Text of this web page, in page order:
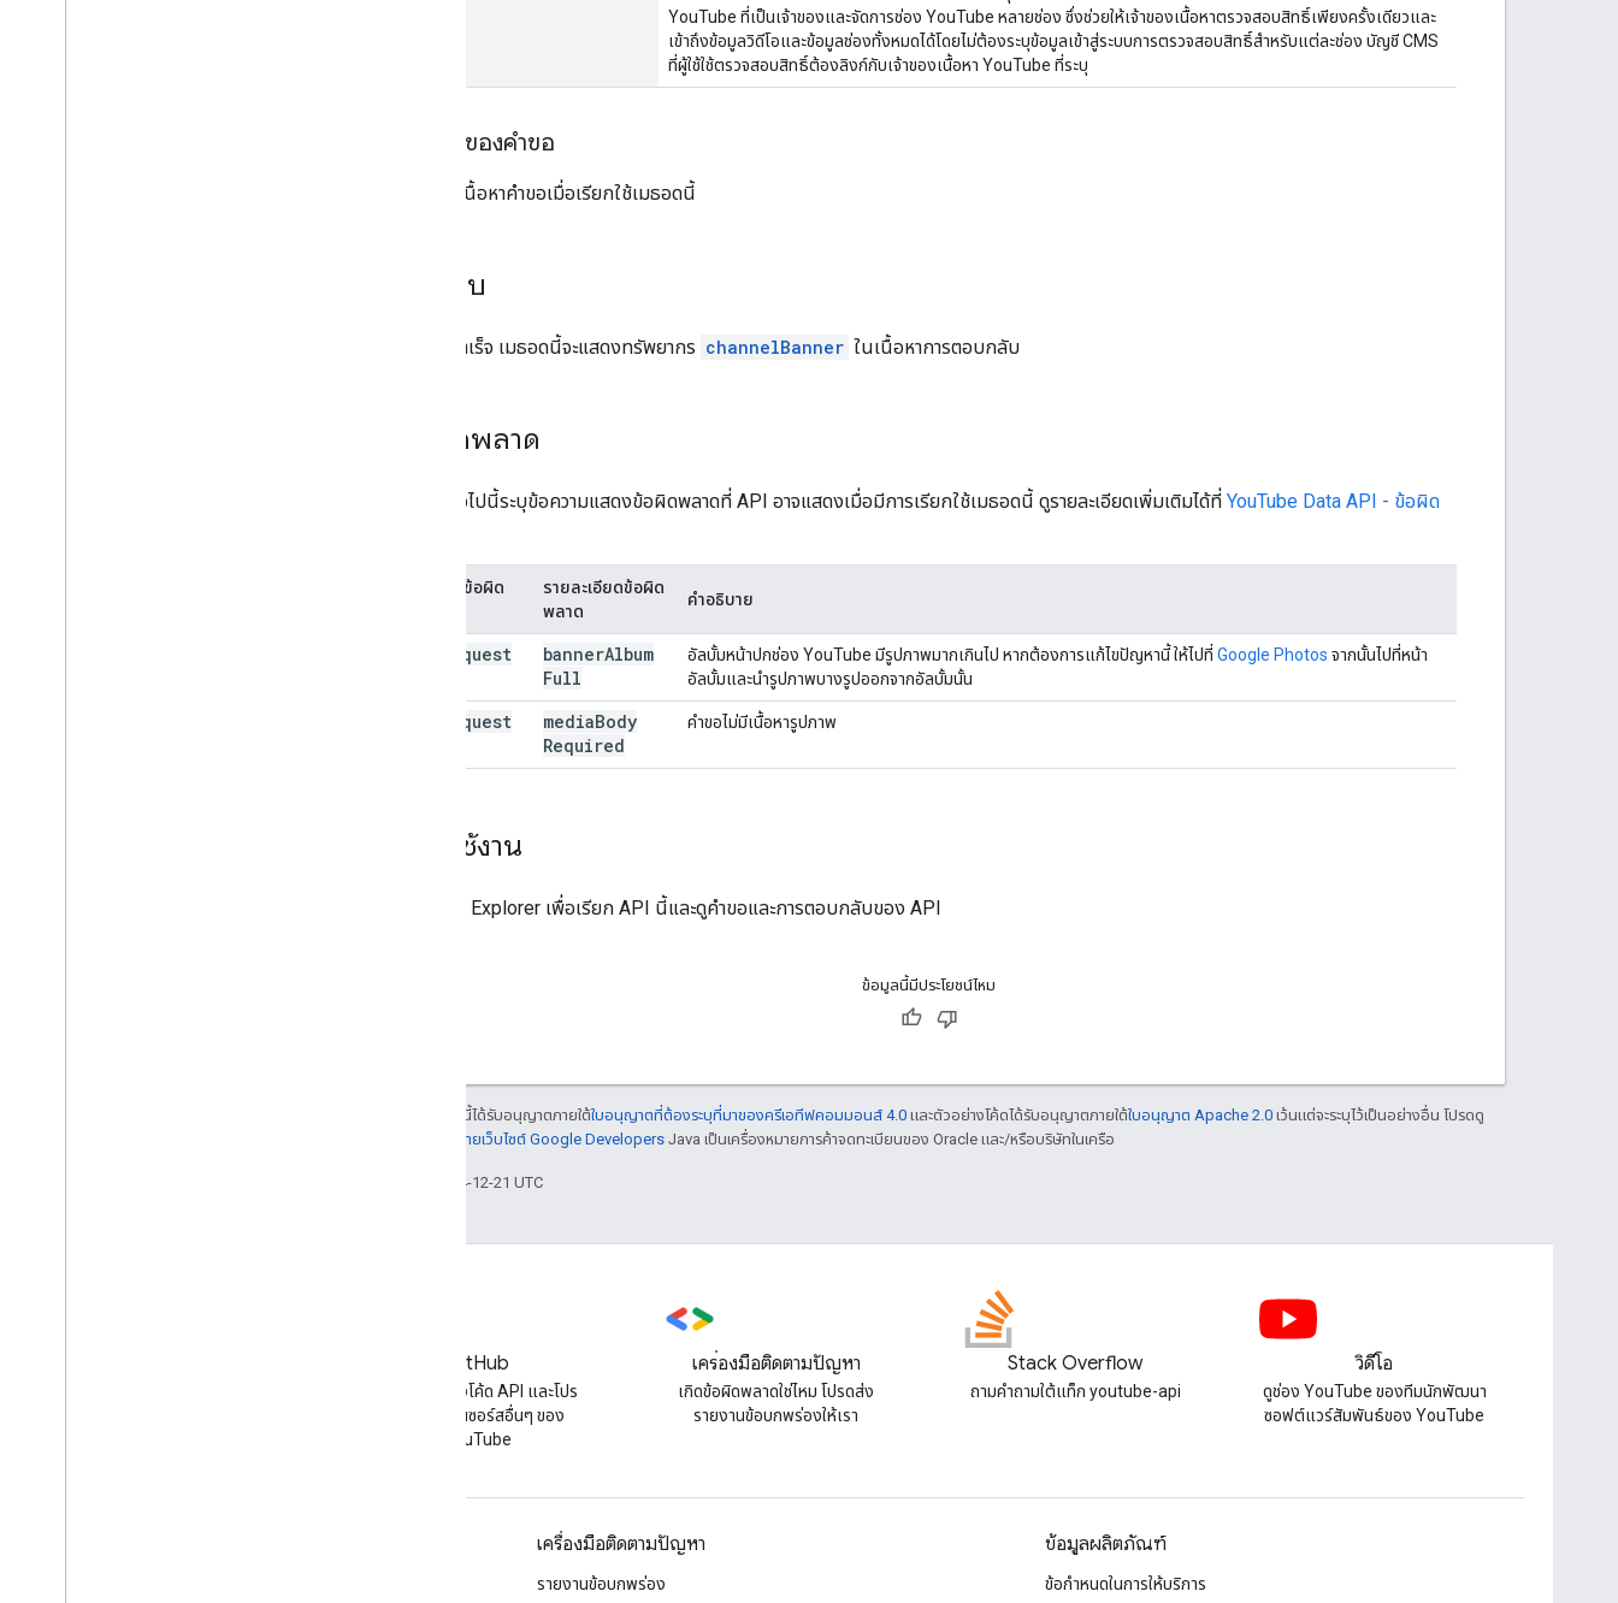
YouTube ที่เป็นเจ้าของและจัดการช่อง YouTube หลายช่อง ซึ่งช่วยให้เจ้าของเนื้อหาตรวจสอบสิทธิ์เพียงครั้งเดียวและ
เข้าถึงข้อมูลวิดีโอและข้อมูลช่องทั้งหมดได้โดยไม่ต้องระบุข้อมูลเข้าสู่ระบบการตรวจสอบสิทธิ์สำหรับแต่ละช่อง บัญชี CMS
ที่ผู้ใช้ใช้ตรวจสอบสิทธิ์ต้องลิงก์กับเจ้าของเนื้อหา YouTube ที่ระบุ
เนื้อหาของคำขอ
อย่าระบุเนื้อหาคำขอเมื่อเรียกใช้เมธอดนี้
คำตอบ
หากทําสําเร็จ เมธอดนี้จะแสดงทรัพยากร channelBanner ในเนื้อหาการตอบกลับ
ข้อผิดพลาด
ตารางต่อไปนี้ระบุข้อความแสดงข้อผิดพลาดที่ API อาจแสดงเมื่อมีการเรียกใช้เมธอดนี้ ดูรายละเอียดเพิ่มเติมได้ที่ YouTube Data API - ข้อผิด
ประเภทข้อผิด
รายละเอียดข้อผิด
พลาด
คำอธิบาย
Request
bannerAlbum
Full
อัลบั้มหน้าปกช่อง YouTube มีรูปภาพมากเกินไป หากต้องการแก้ไขปัญหานี้ ให้ไปที่ Google Photos จากนั้นไปที่หน้า
อัลบั้มและนำรูปภาพบางรูปออกจากอัลบั้มนั้น
Request
mediaBody
Required
คำขอไม่มีเนื้อหารูปภาพ
ลองใช้งาน
APIs Explorer เพื่อเรียก API นี้และดูคําขอและการตอบกลับของ API
ข้อมูลนี้มีประโยชน์ไหม
เนื้อหาของหน้าเว็บนี้ได้รับอนุญาตภายใต้ใบอนุญาตที่ต้องระบุที่มาของครีเอทีฟคอมมอนส์ 4.0 และตัวอย่างโค้ดได้รับอนุญาตภายใต้ใบอนุญาต Apache 2.0 เว้นแต่จะระบุไว้เป็นอย่างอื่น โปรดดู
นโยบายเว็บไซต์ Google Developers Java เป็นเครื่องหมายการค้าจดทะเบียนของ Oracle และ/หรือบริษัทในเครือ
อัปเดตล่าสุด 2024-12-21 UTC
GitHub
ค้นหาตัวอย่างโค้ด API และโปร
เจ็กต์โอเพนซอร์สอื่นๆ ของ
YouTube
เครื่องมือติดตามปัญหา
เกิดข้อผิดพลาดใช่ไหม โปรดส่ง
รายงานข้อบกพร่องให้เรา
Stack Overflow
ถามคําถามใต้แท็ก youtube-api
วิดีโอ
ดูช่อง YouTube ของทีมนักพัฒนา
ซอฟต์แวร์สัมพันธ์ของ YouTube
เครื่องมือติดตามปัญหา
รายงานข้อบกพร่อง
ข้อมูลผลิตภัณฑ์
ข้อกำหนดในการให้บริการ